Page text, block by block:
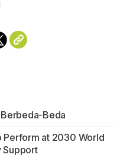
Beda
Perform at 2030 World
Support